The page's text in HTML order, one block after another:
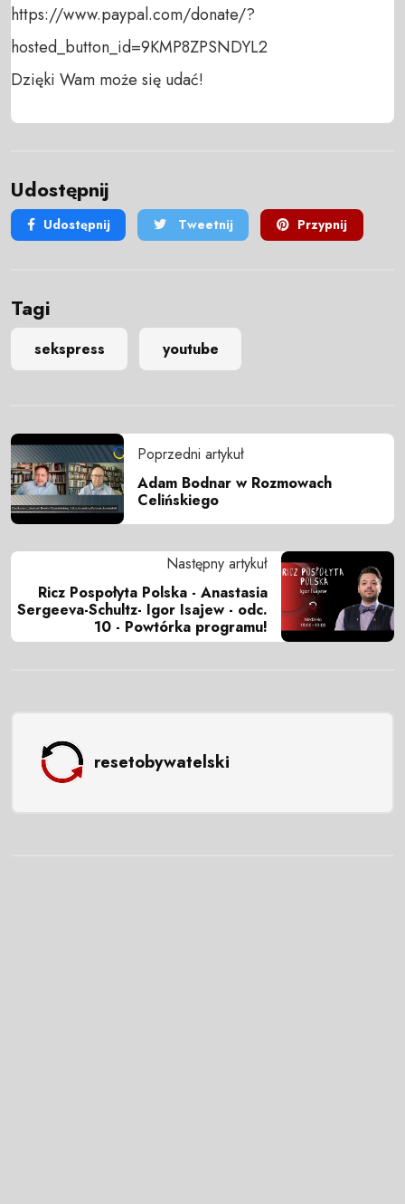
https://www.paypal.com/donate/?
hosted_button_id=9KMP8ZPSNDYL2
Dzięki Wam może się udać!
Udostępnij
Udostępnij Tweetnij Przypnij
Tagi
sekspress youtube
Poprzedni artykuł
Adam Bodnar w Rozmowach
Celińskiego
Następny artykuł
Ricz Pospołyta Polska - Anastasia
Sergeeva-Schultz- Igor Isajew - odc.
10 - Powtórka programu!
resetobywatelski